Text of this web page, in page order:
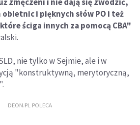
i pięknych słów PO i też
ściga innych za pomocą CBA"
nie tylko w Sejmie, ale i w
"konstruktywną, merytoryczną,
DEON.PL POLECA